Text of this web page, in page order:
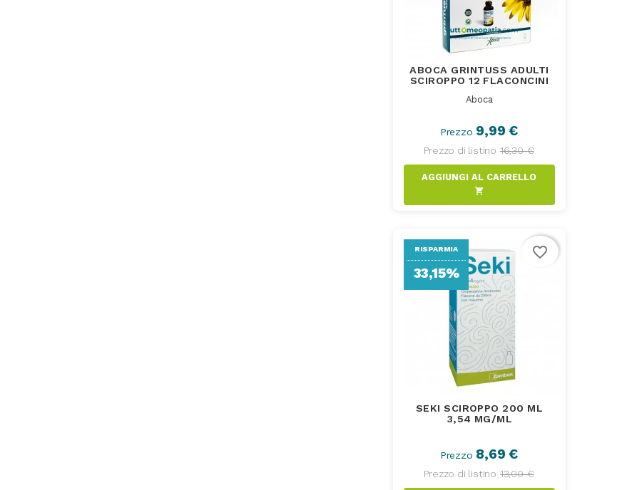
ABOCA GRINTUSS ADULTI
SCIROPPO 12 FLACONCINI
Aboca
Prezzo 9,99 €
Prezzo di listino 16,30 €
shopping_cart
SEKI SCIROPPO 200 ML
3,54 MG/ML
Prezzo 8,69 €
Prezzo di listino 13,00 €
RISPARMIA
33,15%
favorite_border